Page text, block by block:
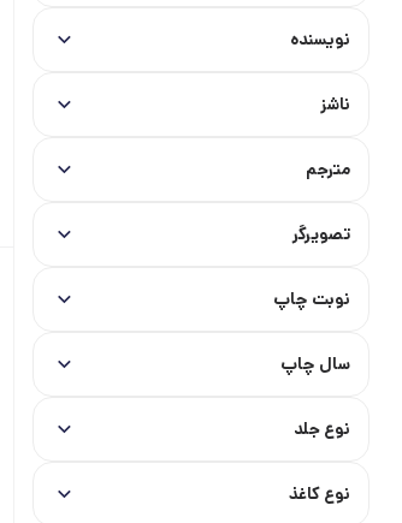
نویسنده
ناشز
مترجم
تصویرگر
نوبت چاپ
سال چاپ
نوع جلد
نوع کاغذ